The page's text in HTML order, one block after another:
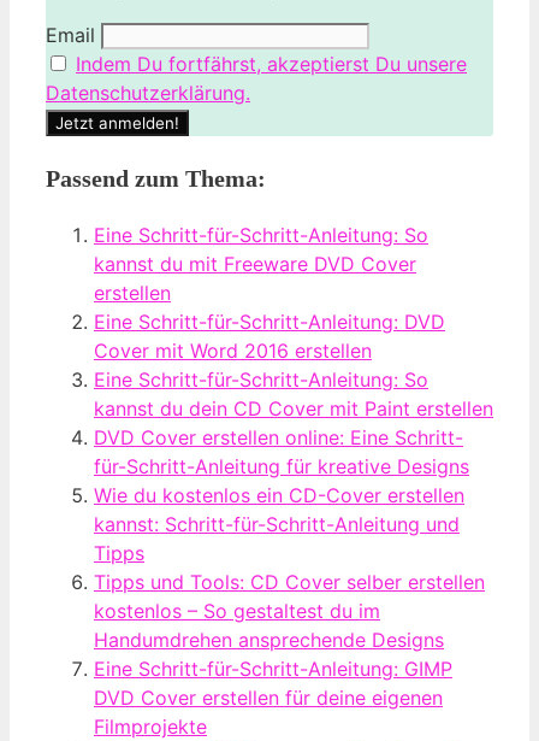
Email
Indem Du fortfährst, akzeptierst Du unsere
Datenschutzerklärung.
Passend zum Thema:
Eine Schritt-für-Schritt-Anleitung: So
kannst du mit Freeware DVD Cover
erstellen
Eine Schritt-für-Schritt-Anleitung: DVD
Cover mit Word 2016 erstellen
Eine Schritt-für-Schritt-Anleitung: So
kannst du dein CD Cover mit Paint erstellen
DVD Cover erstellen online: Eine Schritt-
für-Schritt-Anleitung für kreative Designs
Wie du kostenlos ein CD-Cover erstellen
kannst: Schritt-für-Schritt-Anleitung und
Tipps
Tipps und Tools: CD Cover selber erstellen
kostenlos – So gestaltest du im
Handumdrehen ansprechende Designs
Eine Schritt-für-Schritt-Anleitung: GIMP
DVD Cover erstellen für deine eigenen
Filmprojekte